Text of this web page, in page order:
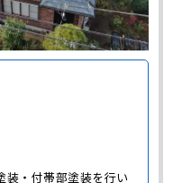
装・付帯部塗装を行い